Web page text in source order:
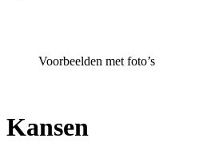
Voorbeelden met foto’s
Kansen